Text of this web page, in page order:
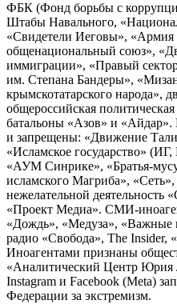
ФБК (Фонд борьбы с
Штабы Навального,
«Свидетели Иеговы», «Армия
общенациональный союз»,
иммиграции», «Правый
им. Степана Бандеры»,
крымскотатарского народа»,
общероссийская
батальоны «Азов» и
и запрещены: «Движение
«Исламское государство»
«АУМ Синрике», «Братья-
исламского Магриба»,
нежелательной деятельность
«Проект Медиа». СМИ-
«Дождь», «Медуза», «Важные
радио «Свобода», The
Иноагентами признаны
«Аналитический Центр Юрия
Instagram и Facebook (Metа)
Федерации за экстремизм.